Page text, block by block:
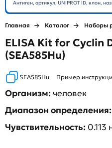
Главная Каталог Наборы
ELISA Kit for Cyclin
(SEA585Hu)
SEA585Hu Пример
Организм:человек
Диапазон определения:
Чувствительность: 0.113